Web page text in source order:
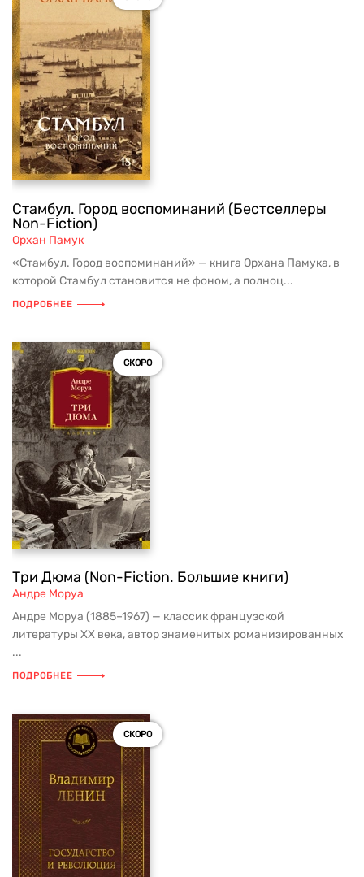
Стамбул. Город воспоминаний (Бестселлеры
Non-Fiction)
Орхан Памук
«Стамбул. Город воспоминаний» — книга Орхана Памука, в
которой Стамбул становится не фоном, а полноц...
ПОДРОБНЕЕ
СКОРО
Три Дюма (Non-Fiction. Большие книги)
Андре Моруа
Андре Моруа (1885–1967) — классик французской
литературы XX века, автор знаменитых романизированных
...
ПОДРОБНЕЕ
СКОРО